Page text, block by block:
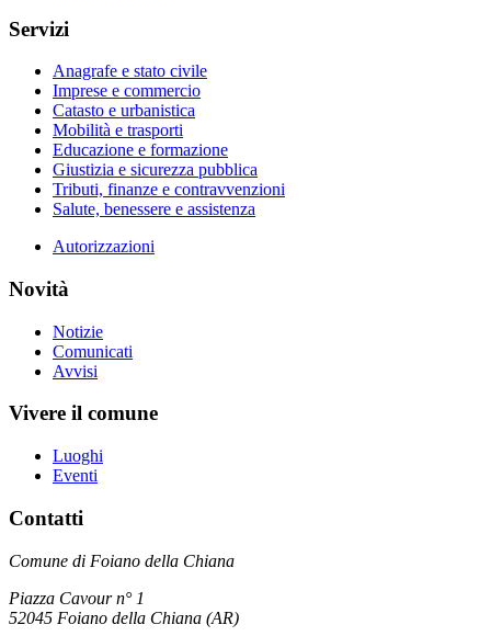
Servizi
Anagrafe e stato civile
Imprese e commercio
Catasto e urbanistica
Mobilità e trasporti
Educazione e formazione
Giustizia e sicurezza pubblica
Tributi, finanze e contravvenzioni
Salute, benessere e assistenza
Autorizzazioni
Novità
Notizie
Comunicati
Avvisi
Vivere il comune
Luoghi
Eventi
Contatti
Comune di Foiano della Chiana
Piazza Cavour n° 1
52045 Foiano della Chiana (AR)